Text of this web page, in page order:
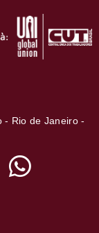
- Rio de Janeiro -